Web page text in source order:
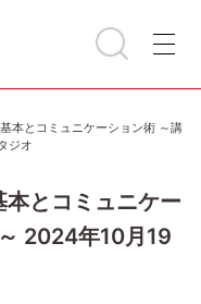
本とコミュニケーション術 ～講
ジオ
本とコミュニケー
2024年10月19